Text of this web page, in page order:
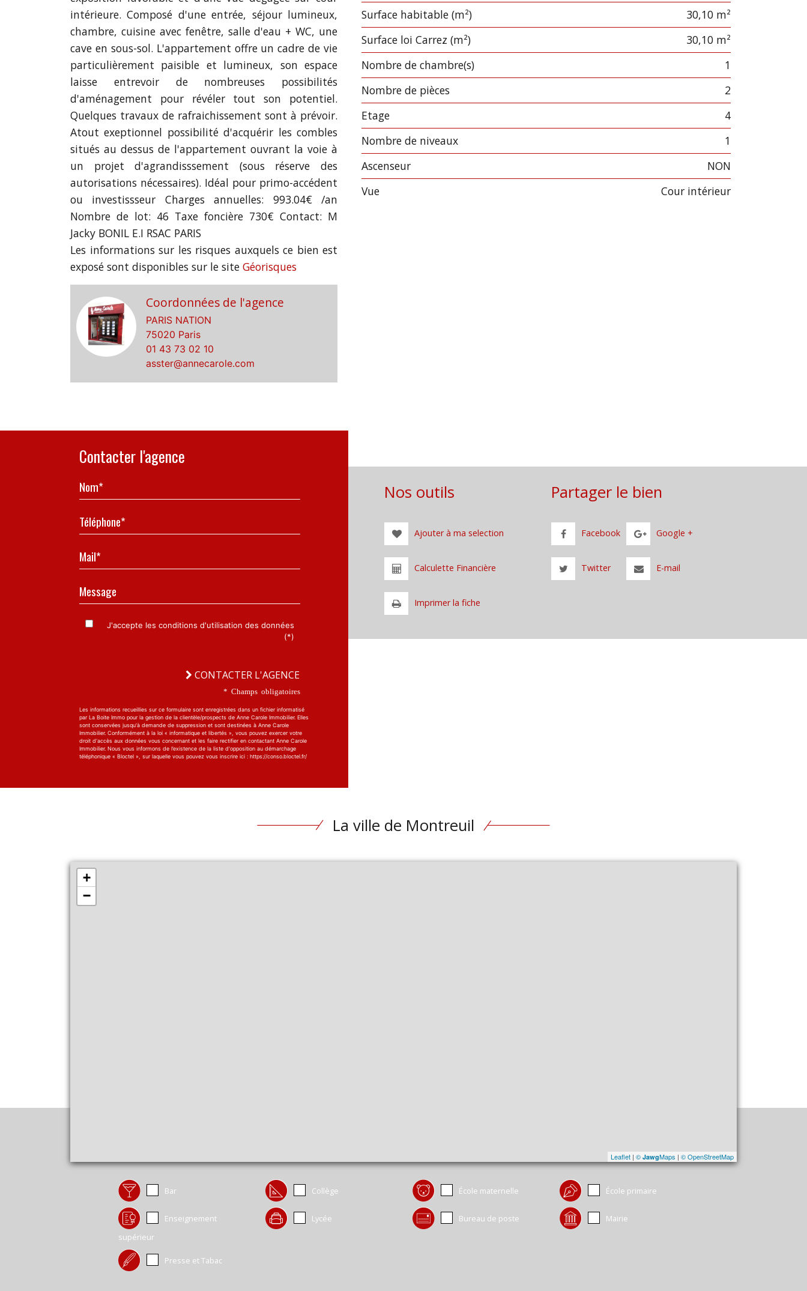
intérieure. Composé d'une entrée, séjour lumineux,
chambre, cuisine avec fenêtre, salle d'eau + WC, une
cave en sous-sol. L'appartement offre un cadre de vie
particulièrement paisible et lumineux, son espace
laisse entrevoir de nombreuses possibilités
d'aménagement pour révéler tout son potentiel.
Quelques travaux de rafraichissement sont à prévoir.
Atout exeptionnel possibilité d'acquérir les combles
situés au dessus de l'appartement ouvrant la voie à
un projet d'agrandisssement (sous réserve des
autorisations nécessaires). Idéal pour primo-accédent
ou investissseur Charges annuelles: 993.04€ /an
Nombre de lot: 46 Taxe foncière 730€ Contact: M
Jacky BONIL E.I RSAC PARIS
Les informations sur les risques auxquels ce bien est
exposé sont disponibles sur le site Géorisques
Coordonnées de l'agence
PARIS NATION
75020 Paris
01 43 73 02 10
asster@annecarole.com
Surface habitable (m²)
30,10 m²
Surface loi Carrez (m²)
30,10 m²
Nombre de chambre(s)
1
Nombre de pièces
2
Etage
4
Nombre de niveaux
1
Ascenseur
NON
Vue
cour intérieur
Contacter l'agence
Nom*
Téléphone*
Mail*
Message
J'accepte les conditions d'utilisation des données
(*)
CONTACTER L'AGENCE
* Champs obligatoires
Les informations recueillies sur ce formulaire sont enregistrées dans un fichier informatisé
par La Boite Immo pour la gestion de la clientèle/prospects de Anne Carole Immobilier. Elles
sont conservées jusqu'à demande de suppression et sont destinées à Anne Carole
Immobilier. Conformément à la loi « informatique et libertés », vous pouvez exercer votre
droit d'accès aux données vous concernant et les faire rectifier en contactant Anne Carole
Immobilier. Nous vous informons de l’existence de la liste d'opposition au démarchage
téléphonique « Bloctel », sur laquelle vous pouvez vous inscrire ici : https://conso.bloctel.fr/
Nos outils
Ajouter à ma selection
Calculette Financière
Imprimer la fiche
Partager le bien
Facebook Google +
Twitter E-mail
La ville de Montreuil
+
−
Leaflet | © JawgMaps | © OpenStreetMap
Bar Collège École maternelle École primaire
Enseignement
supérieur
Lycée Bureau de poste Mairie
Presse et Tabac